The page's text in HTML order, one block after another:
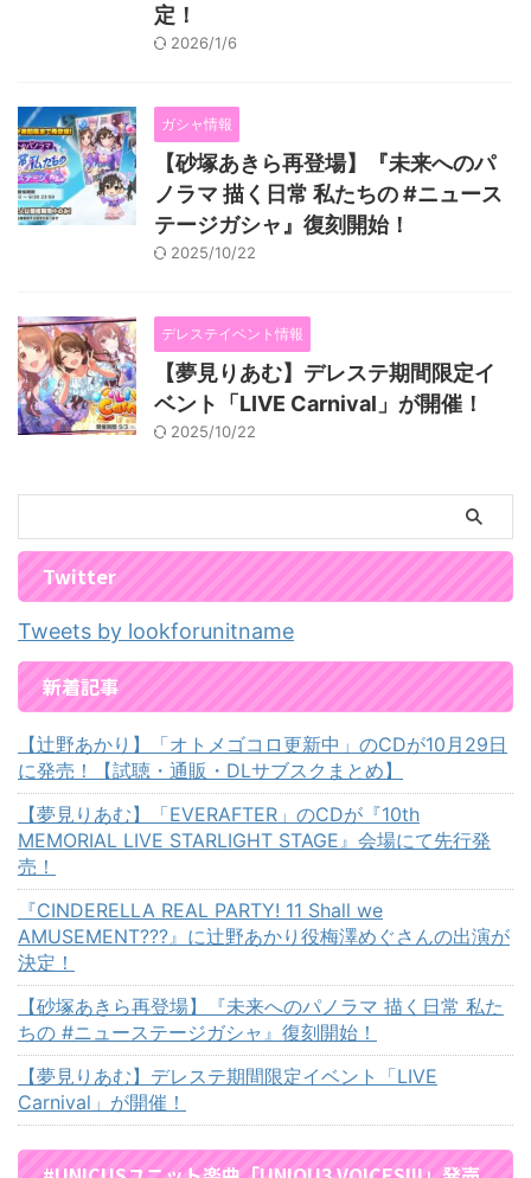
定！
2026/1/6
ガシャ情報
【砂塚あきら再登場】『未来へのパ
ノラマ 描く日常 私たちの #ニュース
テージガシャ』復刻開始！
2025/10/22
デレステイベント情報
【夢見りあむ】デレステ期間限定イ
ベント「LIVE Carnival」が開催！
2025/10/22
Twitter
Tweets by lookforunitname
新着記事
【辻野あかり】「オトメゴコロ更新中」のCDが10月29日
に発売！【試聴・通販・DLサブスクまとめ】
【夢見りあむ】「EVERAFTER」のCDが『10th
MEMORIAL LIVE STARLIGHT STAGE』会場にて先行発
売！
『CINDERELLA REAL PARTY! 11 Shall we
AMUSEMENT???』に辻野あかり役梅澤めぐさんの出演が
決定！
【砂塚あきら再登場】『未来へのパノラマ 描く日常 私た
ちの #ニューステージガシャ』復刻開始！
【夢見りあむ】デレステ期間限定イベント「LIVE
Carnival」が開催！